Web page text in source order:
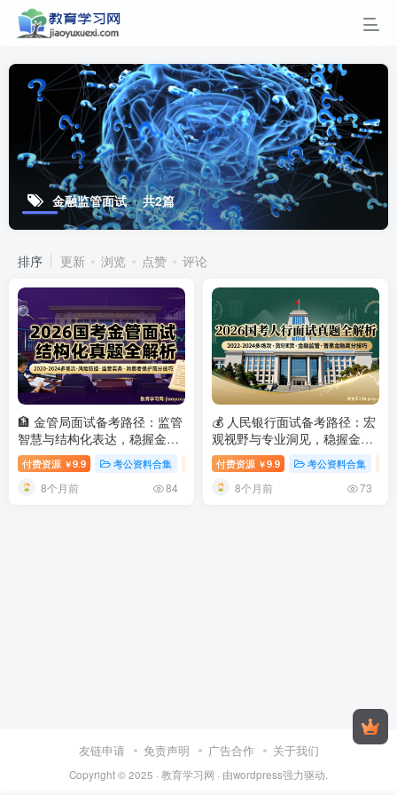
金融监管面试 共2篇
排序 更新 浏览 点赞 评论
🏦 金管局面试备考路径：监管
智慧与结构化表达，稳握金融
监督之钥2026国考金管局面
试：结构化真题解析与高分技
巧
付费资源 ￥9.9 考公资料合集 视频内容
8个月前 84
💰 人民银行面试备考路径：宏
观视野与专业洞见，稳握金融
国门钥匙2026国考人民银行面
试：真题解析与高分策略
付费资源 ￥9.9 考公资料合集
8个月前 73
友链申请 免责声明 广告合作 关于我们
Copyright © 2025 · 教育学习网 · 由wordpress强力驱动.